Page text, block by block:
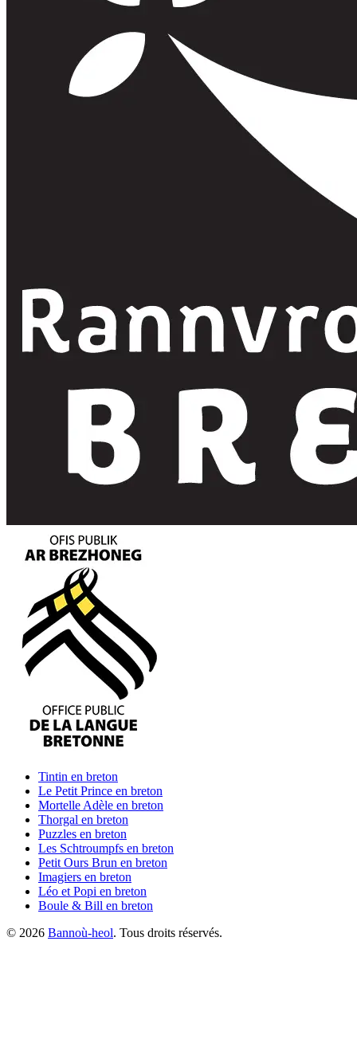
Tintin en breton
Le Petit Prince en breton
Mortelle Adèle en breton
Thorgal en breton
Puzzles en breton
Les Schtroumpfs en breton
Petit Ours Brun en breton
Imagiers en breton
Léo et Popi en breton
Boule & Bill en breton
© 2026 Bannoù-heol. Tous droits réservés.